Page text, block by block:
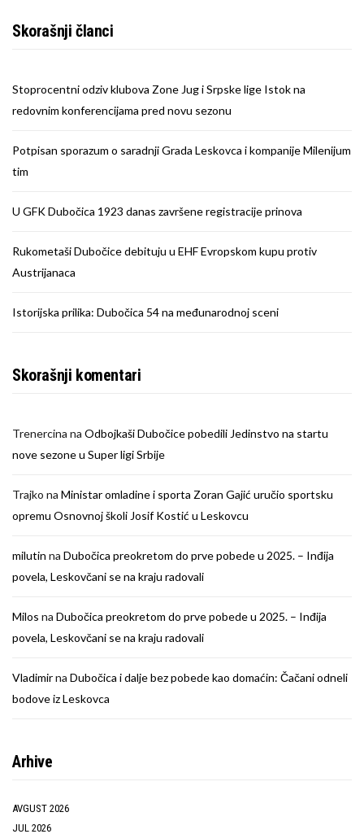
Skorašnji članci
Stoprocentni odziv klubova Zone Jug i Srpske lige Istok na
redovnim konferencijama pred novu sezonu
Potpisan sporazum o saradnji Grada Leskovca i kompanije Milenijum
tim
U GFK Dubočica 1923 danas završene registracije prinova
Rukometaši Dubočice debituju u EHF Evropskom kupu protiv
Austrijanaca
Istorijska prilika: Dubočica 54 na međunarodnoj sceni
Skorašnji komentari
Trenercina na Odbojkaši Dubočice pobedili Jedinstvo na startu
nove sezone u Super ligi Srbije
Trajko na Ministar omladine i sporta Zoran Gajić uručio sportsku
opremu Osnovnoj školi Josif Kostić u Leskovcu
milutin na Dubočica preokretom do prve pobede u 2025. – Inđija
povela, Leskovčani se na kraju radovali
Milos na Dubočica preokretom do prve pobede u 2025. – Inđija
povela, Leskovčani se na kraju radovali
Vladimirna Dubočica i dalje bez pobede kao domaćin: Čačani odneli
bodove iz Leskovca
Arhive
AVGUST 2026
JUL 2026